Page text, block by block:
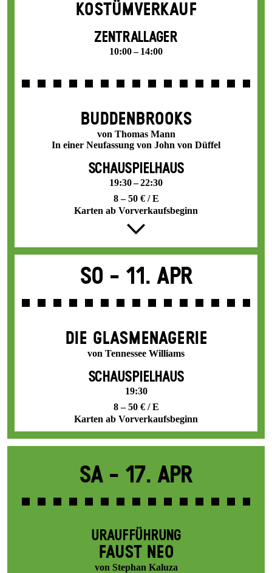
KOSTÜMVERKAUF
ZENTRALLAGER
10:00 – 14:00
BUDDENBROOKS
von Thomas Mann
In einer Neufassung von John von Düffel
SCHAUSPIELHAUS
19:30 – 22:30
8 – 50 € / E
Karten ab Vorverkaufsbeginn
So - 11. Apr
DIE GLAS­MENAGERIE
von Tennessee Williams
SCHAUSPIELHAUS
19:30
8 – 50 € / E
Karten ab Vorverkaufsbeginn
Sa - 17. Apr
URAUFFÜHRUNG
FAUST NEO
von Stephan Kaluza